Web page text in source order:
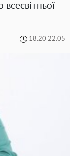
18:20 22.05